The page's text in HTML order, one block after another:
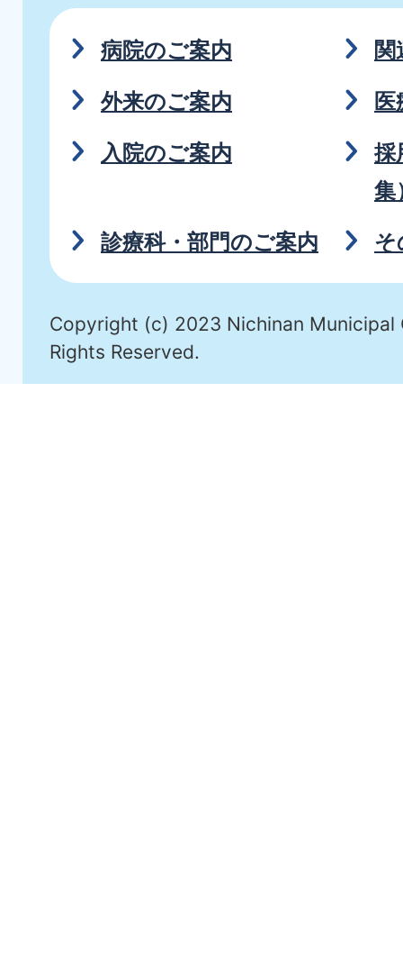
病院のご案内
外来のご案内
入院のご案内
診療科・部門のご案内
関
医
採
集
そ
Copyright (c) 2023 Nichinan Municipal
Rights Reserved.